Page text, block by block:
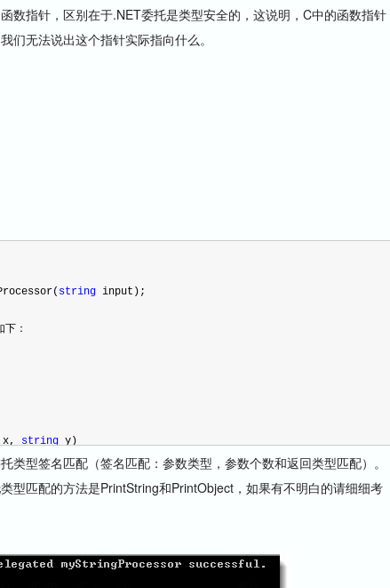
指针，区别在于.NET委托是类型安全的，这说明，C中的函数指针
们无法说出这个指针实际指向什么。
string input);
：
x, string y)
型签名匹配（签名匹配：参数类型，参数个数和返回类型匹配）。
型匹配的方法是PrintString和PrintObject，如果有不明白的请细细考